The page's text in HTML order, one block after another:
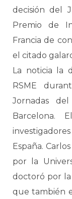
decisión del
Premio de
Francia de
el citado
La noticia la
RSME
Jornadas
Barcelona.
España.
por la
doctoró por la
que también